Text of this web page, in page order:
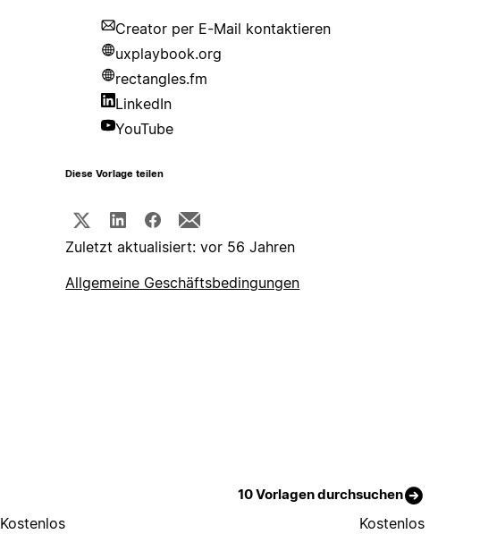
Creator per E-Mail kontaktieren
uxplaybook.org
rectangles.fm
LinkedIn
YouTube
Diese Vorlage teilen
Zuletzt aktualisiert: vor 56 Jahren
Allgemeine Geschäftsbedingungen
10 Vorlagen durchsuchen
Kostenlos Kostenlos